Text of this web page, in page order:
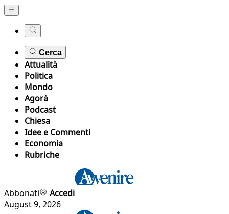
Cerca
Attualità
Politica
Mondo
Agorà
Podcast
Chiesa
Idee e Commenti
Economia
Rubriche
Abbonati
Accedi
August 9, 2026